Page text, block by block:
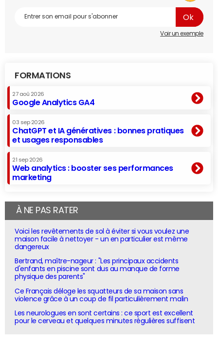
Voir un exemple
FORMATIONS
27 aoû 2026
Google Analytics GA4
03 sep 2026
ChatGPT et IA génératives : bonnes pratiques
et usages responsables
21 sep 2026
Web analytics : booster ses performances
marketing
À NE PAS RATER
Voici les revêtements de sol à éviter si vous voulez une
maison facile à nettoyer - un en particulier est même
dangereux
Bertrand, maître-nageur : "Les principaux accidents
d'enfants en piscine sont dus au manque de forme
physique des parents"
Ce Français déloge les squatteurs de sa maison sans
violence grâce à un coup de fil particulièrement malin
Les neurologues en sont certains : ce sport est excellent
pour le cerveau et quelques minutes régulières suffisent